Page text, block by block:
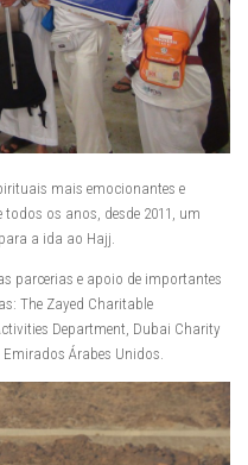
mais emocionantes e
todos os anos, desde 2011, um
a ida ao Hajj.
parcerias e apoio de importantes
The Zayed Charitable
Department, Dubai Charity
Árabes Unidos.